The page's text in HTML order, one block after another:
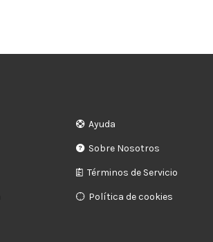
Ayuda
Sobre Nosotros
Términos de Servicio
Política de cookies